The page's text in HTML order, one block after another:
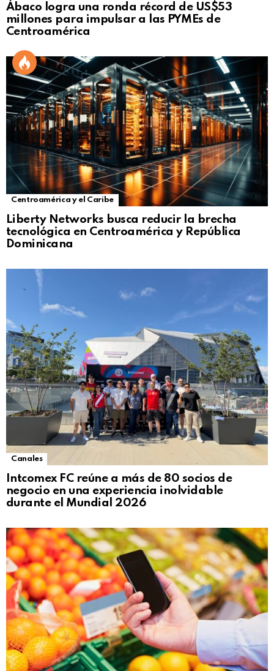
Ábaco logra una ronda récord de US$53
millones para impulsar a las PYMEs de
Centroamérica
Centroamérica y el Caribe
Liberty Networks busca reducir la brecha
tecnológica en Centroamérica y República
Dominicana
Canales
Intcomex FC reúne a más de 80 socios de
negocio en una experiencia inolvidable
durante el Mundial 2026